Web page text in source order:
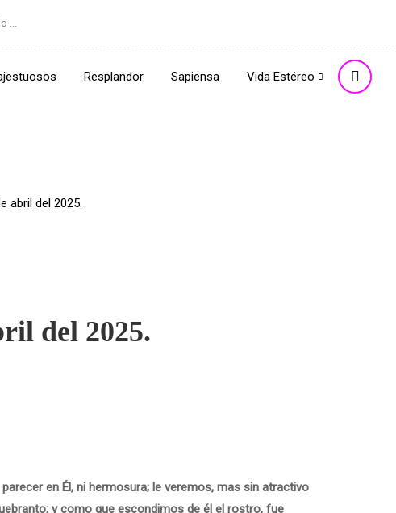
...
Resplandor Sapiensa Vida Estéreo
abril del 2025.
del 2025.
en Él, ni hermosura; le veremos, mas sin atractivo
y como que escondimos de él el rostro, fue